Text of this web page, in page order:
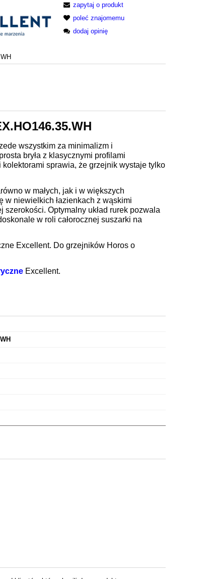
zapytaj o produkt
poleć znajomemu
dodaj opinię
wszystkim za minimalizm i
bryła z klasycznymi profilami
sprawia, że grzejnik wystaje tylko
w małych, jak i w większych
w niewielkich łazienkach z wąskimi
Optymalny układ rurek pozwala
w roli całorocznej suszarki na
Excellent. Do grzejników Horos o
Excellent.